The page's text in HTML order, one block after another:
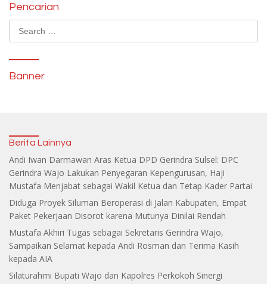
Pencarian
Banner
Berita Lainnya
Andi Iwan Darmawan Aras Ketua DPD Gerindra Sulsel: DPC
Gerindra Wajo Lakukan Penyegaran Kepengurusan, Haji
Mustafa Menjabat sebagai Wakil Ketua dan Tetap Kader Partai
Diduga Proyek Siluman Beroperasi di Jalan Kabupaten, Empat
Paket Pekerjaan Disorot karena Mutunya Dinilai Rendah
Mustafa Akhiri Tugas sebagai Sekretaris Gerindra Wajo,
Sampaikan Selamat kepada Andi Rosman dan Terima Kasih
kepada AIA
Silaturahmi Bupati Wajo dan Kapolres Perkokoh Sinergi